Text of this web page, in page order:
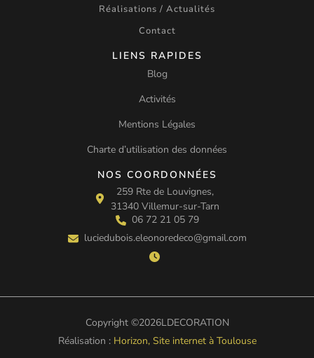
Réalisations / Actualités
Contact
LIENS RAPIDES
Blog
Activités
Mentions Légales
Charte d’utilisation des données
NOS COORDONNÉES
259 Rte de Louvignes,
31340 Villemur-sur-Tarn
06 72 21 05 79
luciedubois.eleonoredeco@gmail.com
Copyright ©2026LDECORATION
Réalisation : Horizon, Site internet à Toulouse